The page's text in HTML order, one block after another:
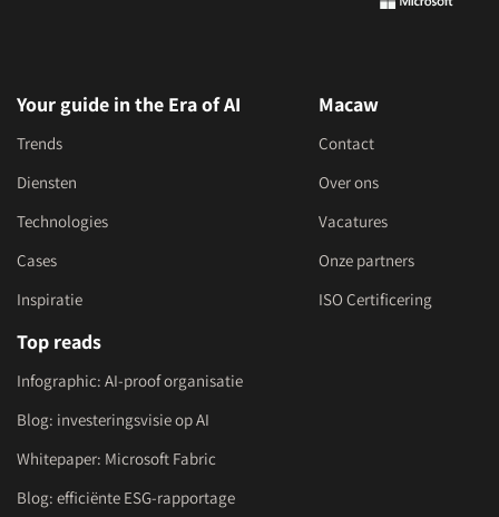
Your guide in the Era of AI
Trends
Diensten
Technologies
Cases
Inspiratie
Macaw
Contact
Over ons
Vacatures
Onze partners
ISO Certificering
Top reads
Infographic: AI-proof organisatie
Blog: investeringsvisie op AI
Whitepaper: Microsoft Fabric
Blog: efficiënte ESG-rapportage